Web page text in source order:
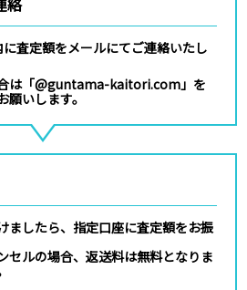
絡
査定額をメールにてご連絡いたし
は「@guntama-kaitori.com」を
いします。
ましたら、指定口座に査定額をお振
セルの場合、返送料は無料となりま